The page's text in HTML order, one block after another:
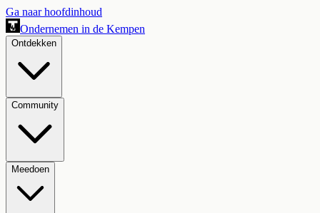
Ga naar hoofdinhoud
Ondernemen in de Kempen
Ontdekken
Community
Meedoen